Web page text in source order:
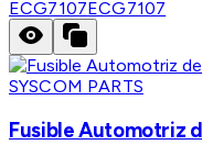
ECG7107ECG7107
SYSCOM PARTS
Fusible Automotriz